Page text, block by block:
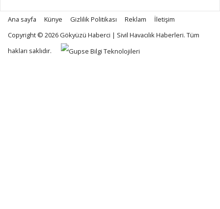
Ana sayfa Künye Gizlilik Politikası Reklam
İletişim
Copyright © 2026 Gökyüzü Haberci | Sivil Havacılık Haberleri. Tüm
hakları saklıdır.